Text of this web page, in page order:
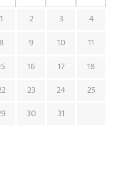
1 2 3 4
8 9 10 11
16 17 18
23 24 25
30 31